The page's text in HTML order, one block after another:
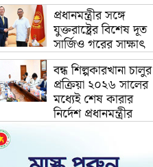
প্রধানমন্ত্রীর সঙ্গে
যুক্তরাষ্ট্রের বিশেষ দূত
সার্জিও গরের সাক্ষাৎ
বন্ধ শিল্পকারখানা চালুর
প্রক্রিয়া ২০২৬ সালের
মধ্যেই শেষ কারার
নির্দেশ প্রধানমন্ত্রীর